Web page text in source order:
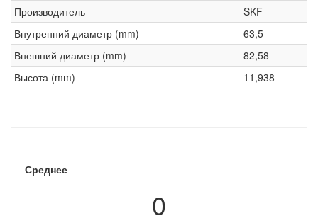
Производитель
SKF
Внутренний диаметр (mm)
63,5
Внешний диаметр (mm)
82,58
Высота (mm)
11,938
Среднее
0